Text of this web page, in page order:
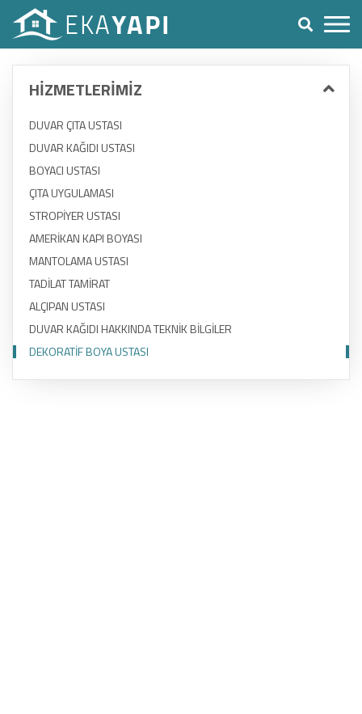
HİZMETLERİMİZ
DUVAR ÇITA USTASI
DUVAR KAĞIDI USTASI
BOYACI USTASI
ÇITA UYGULAMASI
STROPİYER USTASI
AMERİKAN KAPI BOYASI
MANTOLAMA USTASI
TADİLAT TAMİRAT
ALÇIPAN USTASI
DUVAR KAĞIDI HAKKINDA TEKNİK BİLGİLER
DEKORATİF BOYA USTASI